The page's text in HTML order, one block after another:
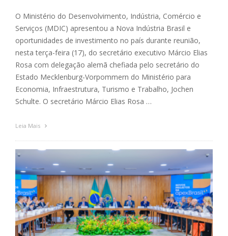
O Ministério do Desenvolvimento, Indústria, Comércio e
Serviços (MDIC) apresentou a Nova Indústria Brasil e
oportunidades de investimento no país durante reunião,
nesta terça-feira (17), do secretário executivo Márcio Elias
Rosa com delegação alemã chefiada pelo secretário do
Estado Mecklenburg-Vorpommern do Ministério para
Economia, Infraestrutura, Turismo e Trabalho, Jochen
Schulte. O secretário Márcio Elias Rosa …
Leia Mais